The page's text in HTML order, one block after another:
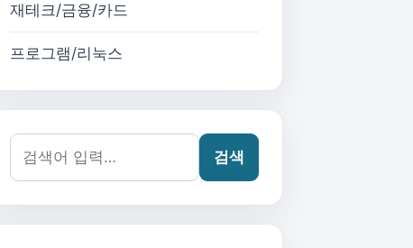
재테크/금융/카드
프로그램/리눅스
검색어:
검색